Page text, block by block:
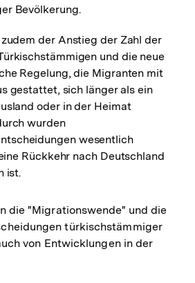
Bevölkerung.
der Anstieg der Zahl der
und die neue
Regelung, die Migranten mit
gestattet, sich länger als ein
oder in der Heimat
wurden
wesentlich
Rückkehr nach Deutschland
ist.
die "Migrationswende" und die
türkischstämmiger
von Entwicklungen in der